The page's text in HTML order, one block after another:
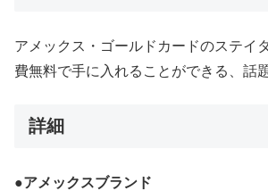
アメックス・ゴールドカードのステイ
費無料で手に入れることができる、話
詳細
●アメックスブランド